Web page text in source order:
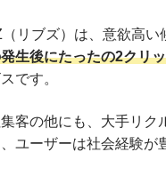
（リブズ）は、意欲高い
生後にたったの2クリ
です。
客の他にも、大手リク
ユーザーは社会経験が